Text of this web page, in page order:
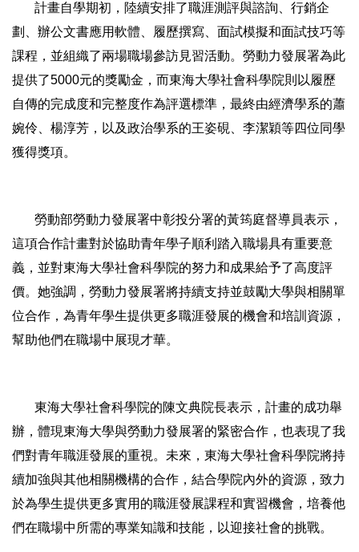
計畫自學期初，陸續安排了職涯測評與諮詢、行銷企
劃、辦公文書應用軟體、履歷撰寫、面試模擬和面試技巧等
課程，並組織了兩場職場參訪見習活動。勞動力發展署為此
提供了5000元的獎勵金，而東海大學社會科學院則以履歷
自傳的完成度和完整度作為評選標準，最終由經濟學系的蕭
婉伶、楊淳芳，以及政治學系的王姿硯、李潔穎等四位同學
獲得獎項。
勞動部勞動力發展署中彰投分署的黃筠庭督導員表示，
這項合作計畫對於協助青年學子順利踏入職場具有重要意
義，並對東海大學社會科學院的努力和成果給予了高度評
價。她強調，勞動力發展署將持續支持並鼓勵大學與相關單
位合作，為青年學生提供更多職涯發展的機會和培訓資源，
幫助他們在職場中展現才華。
東海大學社會科學院的陳文典院長表示，計畫的成功舉
辦，體現東海大學與勞動力發展署的緊密合作，也表現了我
們對青年職涯發展的重視。未來，東海大學社會科學院將持
續加強與其他相關機構的合作，結合學院內外的資源，致力
於為學生提供更多實用的職涯發展課程和實習機會，培養他
們在職場中所需的專業知識和技能，以迎接社會的挑戰。